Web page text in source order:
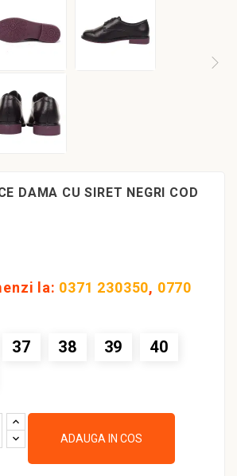
DAMA CU SIRET NEGRI COD
la: 0371 230350, 0770
37 38 39
40
ADAUGA IN COS